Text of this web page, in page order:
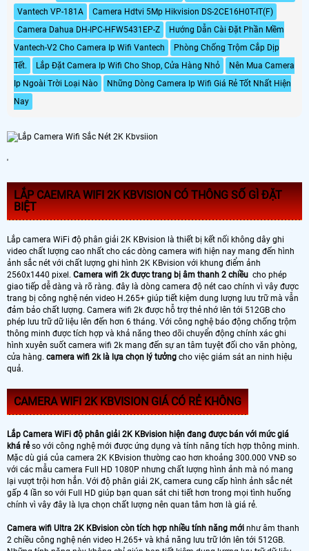
Vantech VP-181A
Camera Hdtvi 5Mp Hikvision DS-2CE16H0T-IT(F)
Camera Dahua DH-IPC-HFW5431EP-Z
Hướng Dẫn Cài Đặt Phần Mềm
Vantech-V2 Cho Camera Ip Wifi Vantech
Phòng Chống Trộm Cắp Dịp
Tết.
Lắp Đặt Camera Ip Wifi Cho Shop, Cửa Hàng Nhỏ
Nên Mua Camera
Ip Ngoài Trời Loại Nào
Những Dòng Camera Ip Wifi Giá Rẻ Tốt Nhất Hiện
Nay
'
LẮP CAEMRA WIFI 2K KBVISION CÓ THÔNG SỐ GÌ ĐẶT
BIỆT
Lắp camera WiFi độ phân giải 2K KBvision là thiết bị kết nối không dây ghi
video chất lượng cao nhất cho các dòng camera wifi hiện nay mang đến hình
ảnh sắc nét với chất lượng ghi hình 2K KBvision với khung điểm ảnh
2560x1440 pixel. Camera wifi 2k được trang bị âm thanh 2 chiều cho phép
giao tiếp dễ dàng và rõ ràng. đây là dòng camera độ nét cao chính vì vây được
trang bị công nghệ nén video H.265+ giúp tiết kiệm dung lượng lưu trữ mà vẫn
đảm bảo chất lượng. Camera wifi 2k được hỗ trợ thẻ nhớ lên tới 512GB cho
phép lưu trữ dữ liệu lên đến hơn 6 tháng. Với công nghệ báo động chống trộm
thông minh được tích hợp và khả năng theo dõi chuyển động chính xác ghi
hình xuyên suốt camera wifi 2k mang đến sự an tâm tuyệt đối cho văn phòng,
cửa hàng. camera wifi 2k là lựa chọn lý tưởng cho việc giám sát an ninh hiệu
quả.
CAMERA WIFI 2K KBVISION GIÁ CÓ RẺ KHÔNG
Lắp Camera WiFi độ phân giải 2K KBvision hiện đang được bán với mức giá
khá rẻso với công nghệ mới được ứng dụng và tính năng tích hợp thông minh.
Mặc dù giá của camera 2K KBvision thường cao hơn khoảng 300.000 VNĐ so
với các mẫu camera Full HD 1080P nhưng chất lượng hình ảnh mà nó mang
lại vượt trội hơn hẳn. Với độ phân giải 2K, camera cung cấp hình ảnh sắc nét
gấp 4 lần so với Full HD giúp bạn quan sát chi tiết hơn trong mọi tình huống
chính vì vây đây là lựa chọn chất lượng nên quan tâm hơn là giá rẻ.
Camera wifi Ultra 2K KBvision còn tích hợp nhiều tính năng mới như âm thanh
2 chiều công nghệ nén video H.265+ và khả năng lưu trữ lớn lên tới 512GB.